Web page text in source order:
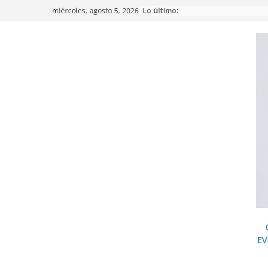
miércoles, agosto 5, 2026 Lo último: